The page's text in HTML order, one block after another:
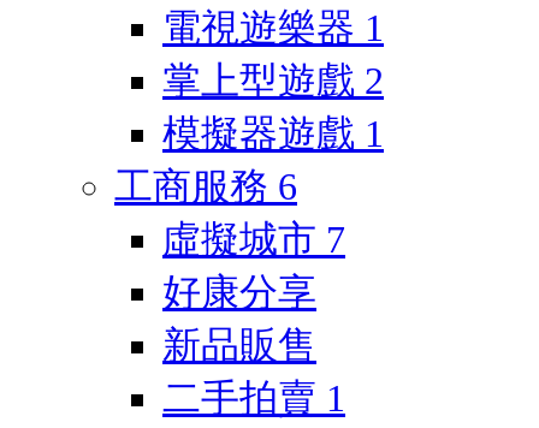
電視遊樂器 1
掌上型遊戲 2
模擬器遊戲 1
工商服務 6
虛擬城市 7
好康分享
新品販售
二手拍賣 1